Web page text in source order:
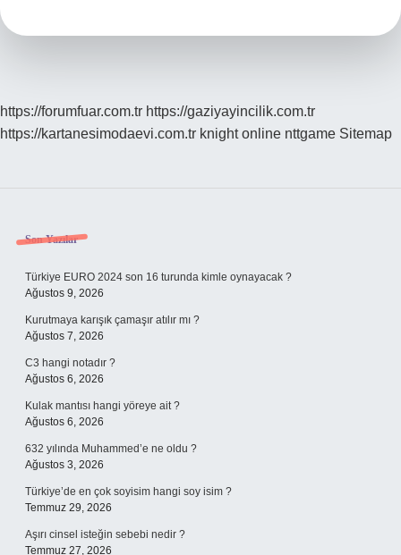
https://forumfuar.com.tr https://gaziyayincilik.com.tr
https://kartanesimodaevi.com.tr knight online nttgame Sitemap
Sidebar
Son Yazılar
Türkiye EURO 2024 son 16 turunda kimle oynayacak ?
Ağustos 9, 2026
Kurutmaya karışık çamaşır atılır mı ?
Ağustos 7, 2026
C3 hangi notadır ?
Ağustos 6, 2026
Kulak mantısı hangi yöreye ait ?
Ağustos 6, 2026
632 yılında Muhammed’e ne oldu ?
Ağustos 3, 2026
Türkiye’de en çok soyisim hangi soy isim ?
Temmuz 29, 2026
Aşırı cinsel isteğin sebebi nedir ?
Temmuz 27, 2026